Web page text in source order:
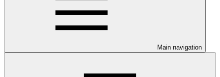
Main navigation